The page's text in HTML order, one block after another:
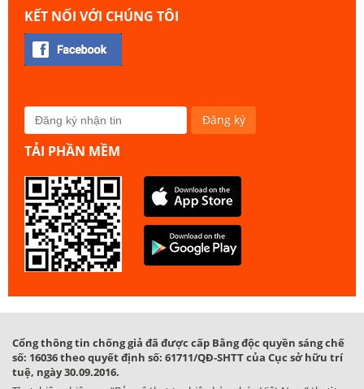
KẾT NỐI VỚI CHÚNG TÔI
TẢI PHẦN MỀM
Cổng thông tin chống giả đã được cấp Bằng độc quyền sáng chế
số: 16036 theo quyết định số: 61711/QĐ-SHTT của Cục sở hữu trí
tuệ, ngày 30.09.2016.